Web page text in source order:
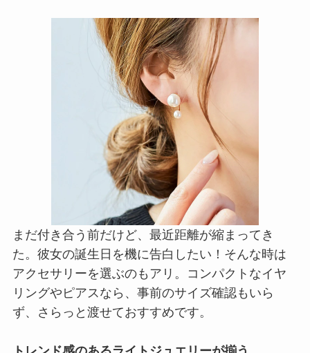
まだ付き合う前だけど、最近距離が縮まってき
た。彼女の誕生日を機に告白したい！そんな時は
アクセサリーを選ぶのもアリ。コンパクトなイヤ
リングやピアスなら、事前のサイズ確認もいら
ず、さらっと渡せておすすめです。